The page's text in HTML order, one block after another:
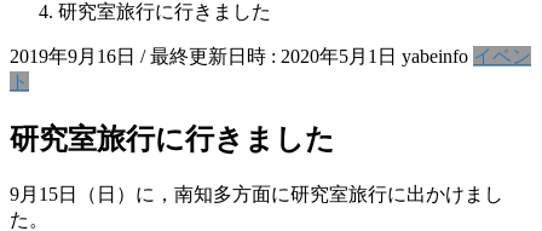
研究室旅行に行きました
2019年9月16日 / 最終更新日時 : 2020年5月1日 yabeinfo イベン
ト
研究室旅行に行きました
9月15日（日）に，南知多方面に研究室旅行に出かけまし
た。